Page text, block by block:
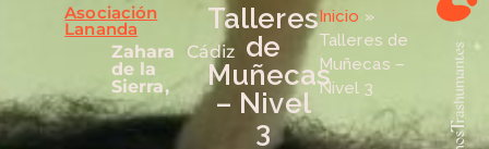
Asociación
Lananda
Zahara
de la
Sierra,
Cádiz
Talleres
de
Muñecas
– Nivel
3
Inicio »
Talleres de
Muñecas –
Nivel 3